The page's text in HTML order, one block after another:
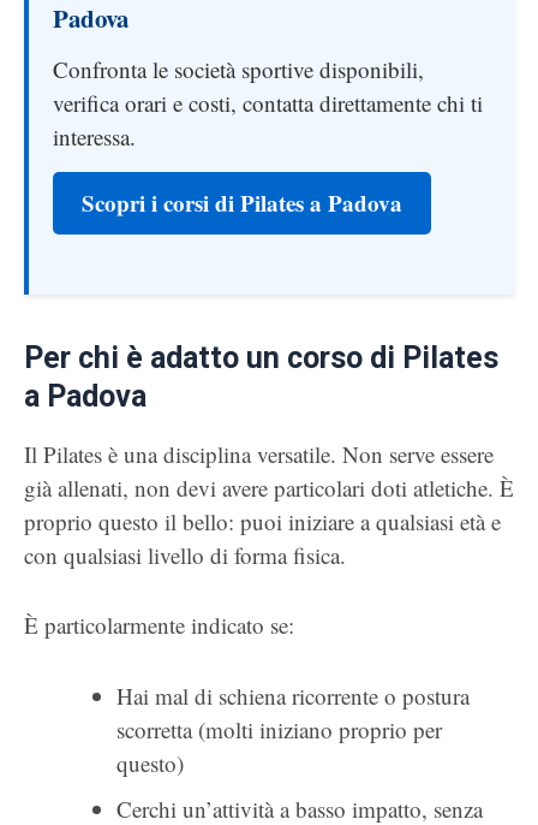
Padova
Confronta le società sportive disponibili,
verifica orari e costi, contatta direttamente chi ti
interessa.
Scopri i corsi di Pilates a Padova
Per chi è adatto un corso di Pilates
a Padova
Il Pilates è una disciplina versatile. Non serve essere
già allenati, non devi avere particolari doti atletiche. È
proprio questo il bello: puoi iniziare a qualsiasi età e
con qualsiasi livello di forma fisica.
È particolarmente indicato se:
Hai mal di schiena ricorrente o postura
scorretta (molti iniziano proprio per
questo)
Cerchi un’attività a basso impatto, senza